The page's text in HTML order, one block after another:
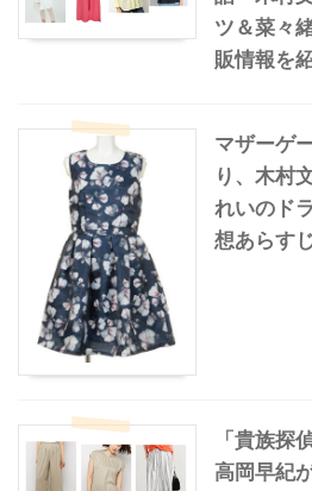
ツ＆菜々
販情報を
マザーゲ
り、木村
れいのド
想あらす
「貴族探
高岡早紀